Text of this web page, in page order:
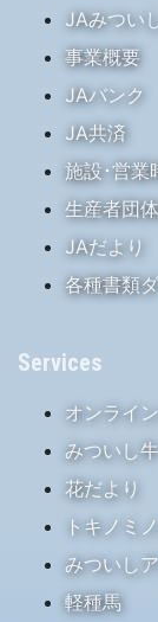
JAみつい
事業概要
JAバンク
JA共済
施設･営業
生産者団
JAだより
各種書類
Services
オンライ
みついし牛
花だより
トキノミ
みついし
軽種馬